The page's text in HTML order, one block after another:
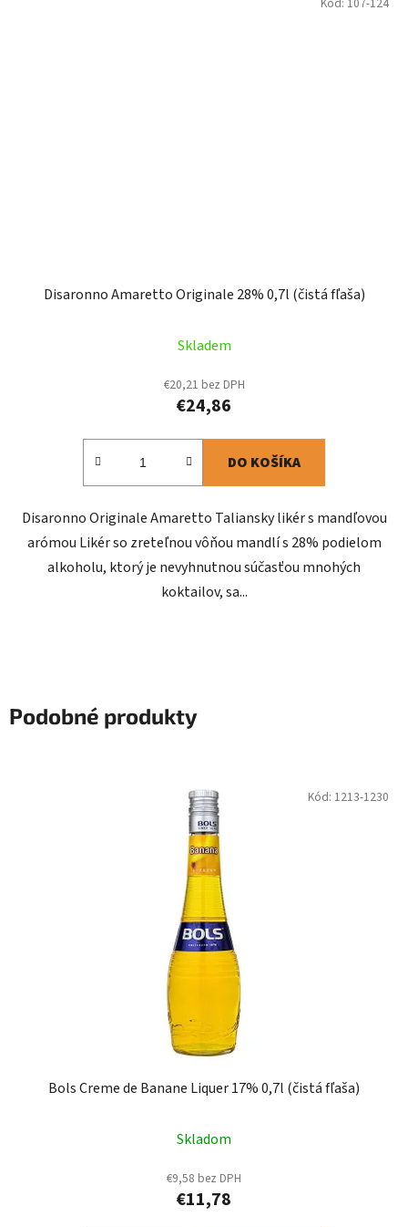
Disaronno Amaretto Originale 28% 0,7l (čistá fľaša)
Skladem
€20,21 bez DPH
€24,86
DO KOŠÍKA
Disaronno Originale Amaretto Taliansky likér s mandľovou
arómou Likér so zreteľnou vôňou mandlí s 28% podielom
alkoholu, ktorý je nevyhnutnou súčasťou mnohých
koktailov, sa...
Podobné produkty
Bols Creme de Banane Liquer 17% 0,7l (čistá fľaša)
Skladom
€9,58 bez DPH
€11,78
Kód: 1213-1230